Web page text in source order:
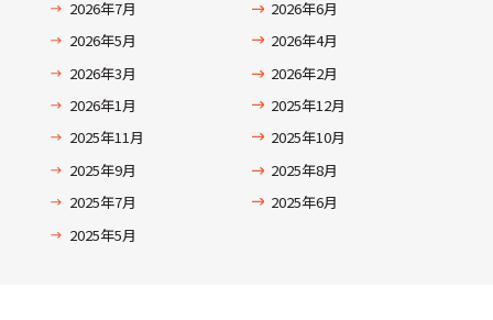
2026年7月
2026年6月
2026年5月
2026年4月
2026年3月
2026年2月
2026年1月
2025年12月
2025年11月
2025年10月
2025年9月
2025年8月
2025年7月
2025年6月
2025年5月